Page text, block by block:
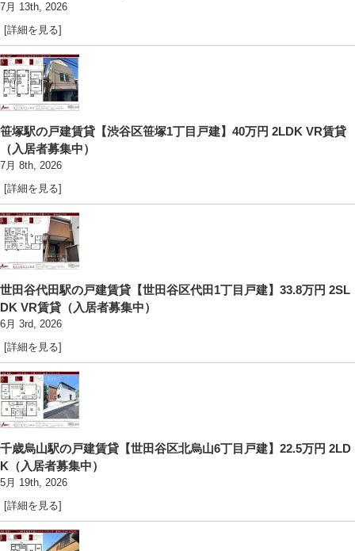
7月 13th, 2026
[詳細を見る]
笹塚駅の戸建賃貸【渋谷区笹塚1丁目戸建】40万円 2LDK VR賃貸
（入居者募集中）
7月 8th, 2026
[詳細を見る]
世田谷代田駅の戸建賃貸【世田谷区代田1丁目戸建】33.8万円 2SL
DK VR賃貸（入居者募集中）
6月 3rd, 2026
[詳細を見る]
千歳烏山駅の戸建賃貸【世田谷区北烏山6丁目戸建】22.5万円 2LD
K（入居者募集中）
5月 19th, 2026
[詳細を見る]